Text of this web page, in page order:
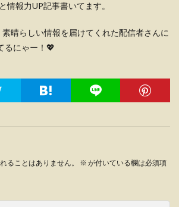
情報力UP記事書いてます。
素晴らしい情報を届けてくれた配信者さんに
るにゃー！💖
ることはありません。 ※ が付いている欄は必須項